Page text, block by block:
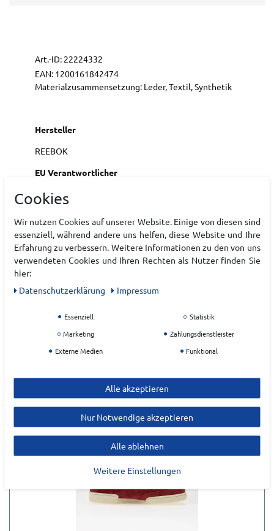
Art.-ID: 22224332
EAN: 1200161842474
Materialzusammensetzung: Leder, Textil, Synthetik
Hersteller
REEBOK
EU Verantwortlicher
ZULETZT ANGESEHEN
Cookies
Wir nutzen Cookies auf unserer Website. Einige von diesen sind
essenziell, während andere uns helfen, diese Website und Ihre
Erfahrung zu verbessern. Weitere Informationen zu den von uns
verwendeten Cookies und Ihren Rechten als Nutzer finden Sie
hier:
Daten­schutz­erklärung
Impressum
Essenziell
Statistik
Marketing
Zahlungsdienstleister
Externe Medien
Funktional
Alle akzeptieren
Nur Notwendige akzeptieren
Alle ablehnen
Weitere Einstellungen